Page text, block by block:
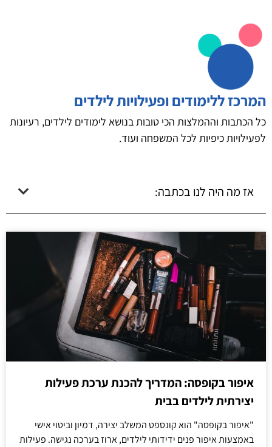
המרכז ללימודים ופעילויות לילדים
כל הכתבות וההמלצות הכי טובות בנושא לימודים לילדים, רעיונות
לפעילויות כיפיות לכל המשפחה ועוד.
אז מה היה לנו בכתבה:
איפור בקופסה: המדריך להכנת ערכת פעילות
יצירתית לילדים בבית
"איפור בקופסה" הוא קונספט המשלב יצירה, דמיון וביטוי אישי
באמצעות איפור פנים ידידותי לילדים, ארוז בערכה נגישה. פעילות